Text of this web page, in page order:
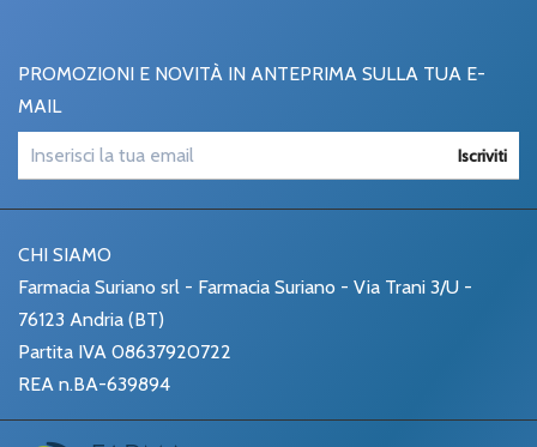
PROMOZIONI E NOVITÀ IN ANTEPRIMA SULLA TUA E-
MAIL
Iscriviti
CHI SIAMO
Farmacia Suriano srl - Farmacia Suriano - Via Trani 3/U -
76123 Andria (BT)
Partita IVA 08637920722
REA n.BA-639894